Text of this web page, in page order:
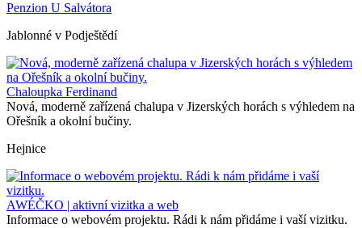
Penzion U Salvátora
Jablonné v Podještědí
Chaloupka Ferdinand
Nová, moderně zařízená chalupa v Jizerských horách s výhledem na
Ořešník a okolní bučiny.
Hejnice
AWÉČKO | aktivní vizitka a web
Informace o webovém projektu. Rádi k nám přidáme i vaší vizitku.